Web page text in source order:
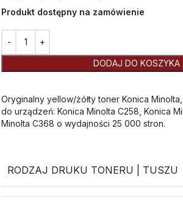
Produkt dostępny na zamówienie
DODAJ DO KOSZYKA
Oryginalny yellow/żółty toner Konica
do urządzeń: Konica Minolta C258, Konica
Minolta C368 o wydajności 25 000 stron.
RODZAJ DRUKU TONERU | TUSZU